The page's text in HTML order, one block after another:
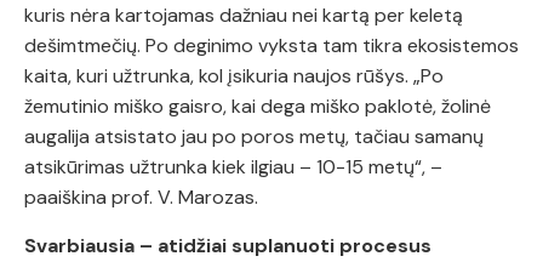
kuris nėra kartojamas dažniau nei kartą per keletą
dešimtmečių. Po deginimo vyksta tam tikra ekosistemos
kaita, kuri užtrunka, kol įsikuria naujos rūšys. „Po
žemutinio miško gaisro, kai dega miško paklotė, žolinė
augalija atsistato jau po poros metų, tačiau samanų
atsikūrimas užtrunka kiek ilgiau – 10-15 metų“, –
paaiškina prof. V. Marozas.
Svarbiausia – atidžiai suplanuoti procesus